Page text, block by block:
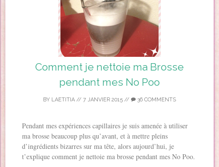
Comment je nettoie ma Brosse
pendant mes No Poo
BY LAETITIA // 7 JANVIER 2015 // 36 COMMENTS
Pendant mes expériences capillaires je suis amenée à utiliser
ma brosse beaucoup plus qu’avant, et à mettre pleins
d’ingrédients bizarres sur ma tête, alors aujourd’hui, je
t’explique comment je nettoie ma brosse pendant mes No Poo.